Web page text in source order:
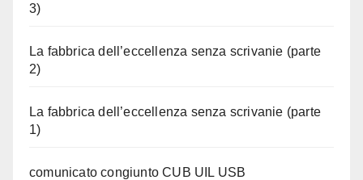
3)
La fabbrica dell’eccellenza senza scrivanie (parte
2)
La fabbrica dell’eccellenza senza scrivanie (parte
1)
comunicato congiunto CUB UIL USB